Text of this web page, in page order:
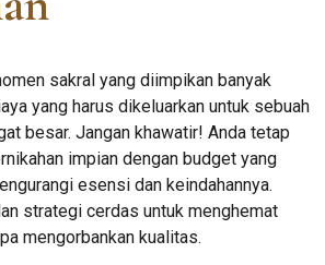
sakral yang diimpikan banyak
yang harus dikeluarkan untuk sebuah
besar. Jangan khawatir! Anda tetap
impian dengan budget yang
esensi dan keindahannya.
strategi cerdas untuk menghemat
mengorbankan kualitas.